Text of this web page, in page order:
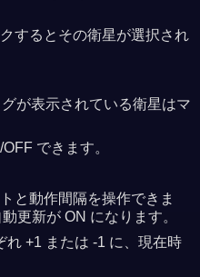
するとその衛星が選択され
が表示されている衛星はマ
できます。
と動作間隔を操作できま
更新が ON になります。
+1 または -1 に、現在時